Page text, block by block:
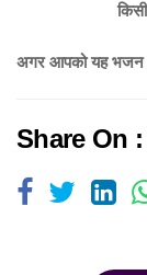
अगर आपको यह भजन
Share On :